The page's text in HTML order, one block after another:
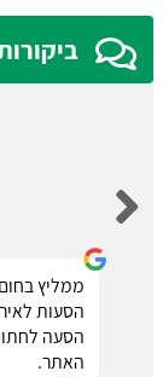
ממליץ
הסעות
הסעה
האתר.